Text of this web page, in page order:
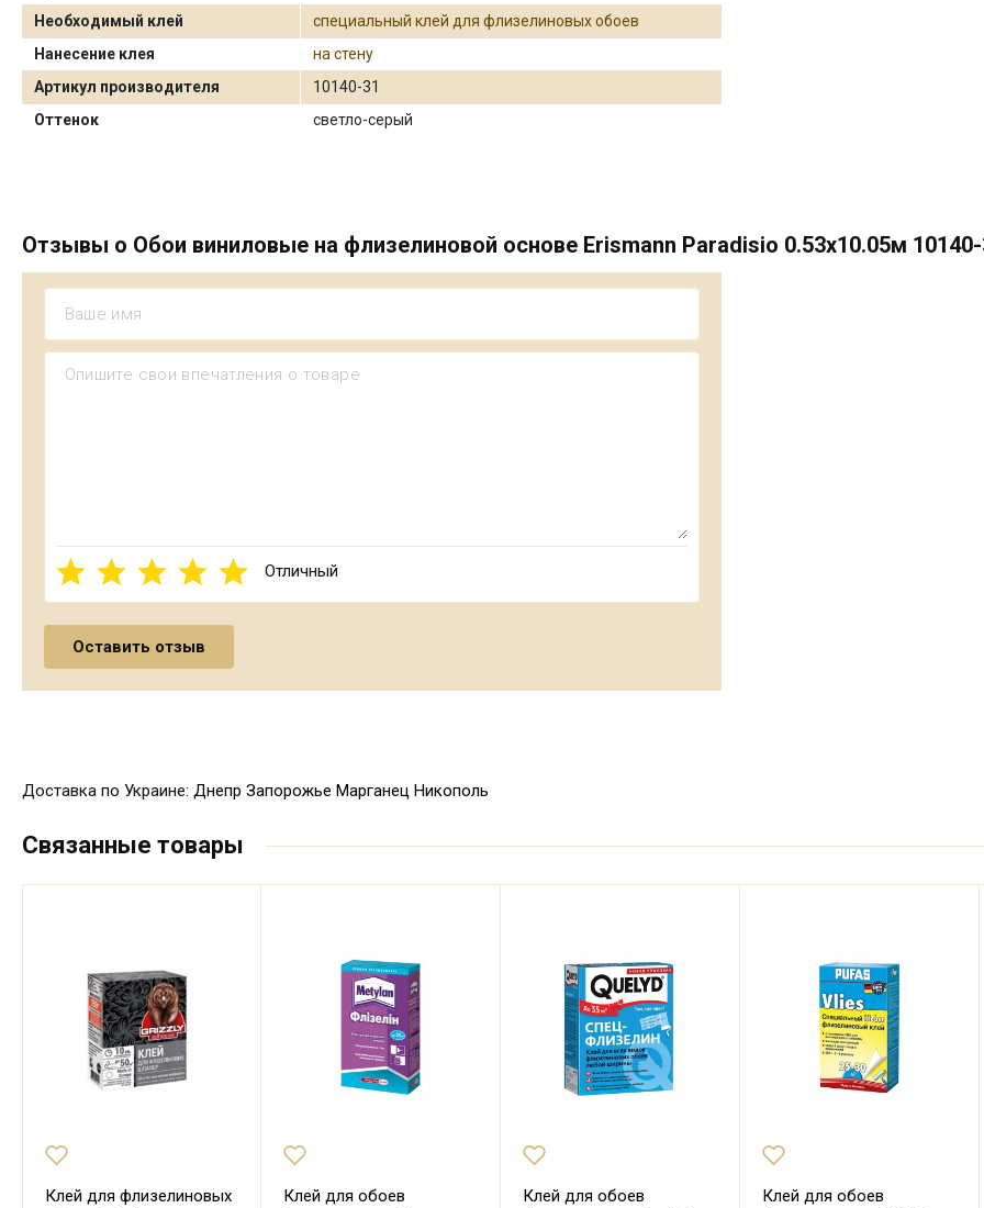
Необходимый клей
специальный клей для флизелиновых обоев
Нанесение клея
на стену
Артикул производителя
10140-31
Оттенок
светло-серый
Отзывы о Обои виниловые на флизелиновой основе Erismann Paradisio 0.53х10.05м
Отличный
Доставка по Украине: Днепр Запорожье Марганец Никополь
Связанные товары
Клей для флизелиновых
Клей для обоев
Клей для обоев
Клей для обоев